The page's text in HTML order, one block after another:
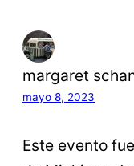
margaret
mayo 8, 2023
Este evento